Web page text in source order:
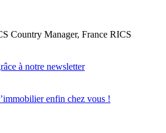
Country Manager, France RICS
à notre newsletter
enfin chez vous !